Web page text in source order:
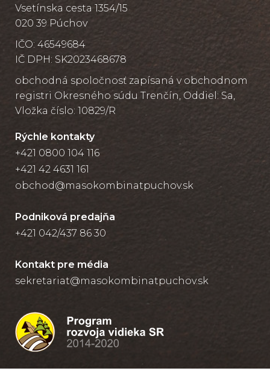
Vsetínska cesta 1354/15
020 39 Púchov
IČO: 46549684
IČ DPH: SK2023468678
obchodná spoločnosť zapísaná v obchodnom
registri Okresného súdu Trenčín, Oddiel: Sa,
Vložka číslo: 10829/R
Rýchle kontakty
+421 0800 104 116
+421 42 4631 161
obchod@masokombinatpuchov.sk
Podniková predajňa
+421 042/437 86 30
Kontakt pre média
sekretariat@masokombinatpuchov.sk